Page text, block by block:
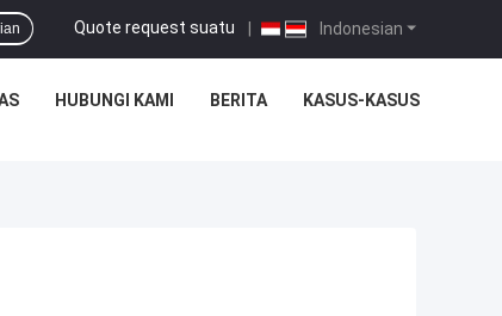
Indonesian
Quote request suatu |
HUBUNGI KAMI BERITA KASUS-KASUS